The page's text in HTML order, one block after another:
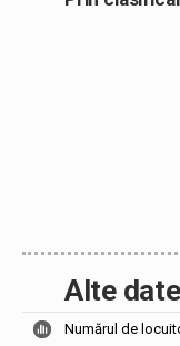
Alte date
Numărul de